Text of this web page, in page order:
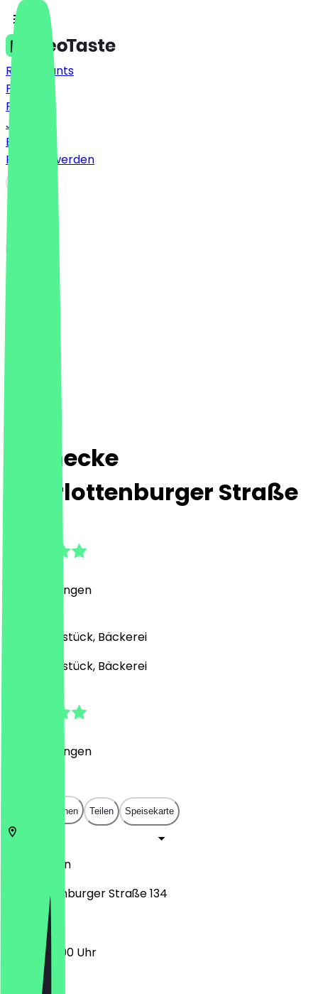
Restaurants
Preise
FAQ
Jobs
Blog
Partner werden
Steinecke
Charlottenburger Straße
Bewertungen
Café, Frühstück, Bäckerei
Café, Frühstück, Bäckerei
Bewertungen
In App öffnen Teilen Speisekarte
Berlin
Charlottenburger Straße 134
05:30 - 19:00 Uhr